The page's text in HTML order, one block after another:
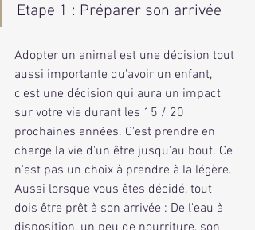
Etape 1 : Préparer son arrivée
Adopter un animal est une décision tout
aussi importante qu'avoir un enfant,
c'est une décision qui aura un impact
sur votre vie durant les 15 / 20
prochaines années. C'est prendre en
charge la vie d'un être jusqu'au bout. Ce
n'est pas un choix à prendre à la légère.
Aussi lorsque vous êtes décidé, tout
dois être prêt à son arrivée : De l'eau à